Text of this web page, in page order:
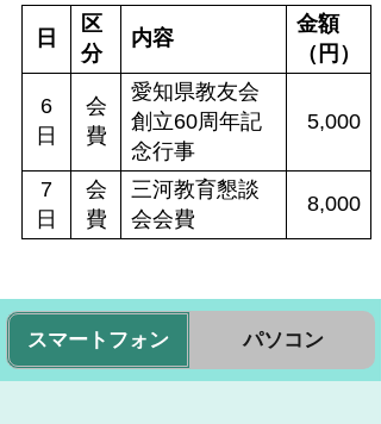
日
区
分
内容
金額
（円）
6
日
会
費
愛知県教友会
創立60周年記
念行事
5,000
7
日
会
費
三河教育懇談
会会費
8,000
スマートフォン パソコン